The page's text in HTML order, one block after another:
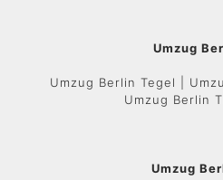
Umzug
Umzug Berlin Tegel |
Umzug Berlin
Umzug